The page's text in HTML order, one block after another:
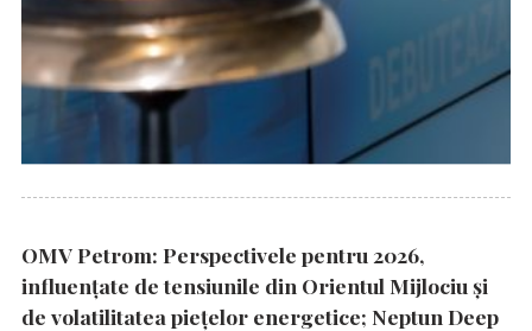
OMV Petrom: Perspectivele pentru 2026,
influențate de tensiunile din Orientul Mijlociu și
de volatilitatea piețelor energetice; Neptun Deep